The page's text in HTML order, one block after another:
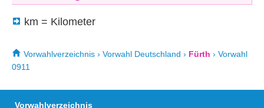
km = Kilometer
Vorwahlverzeichnis › Vorwahl Deutschland › Fürth › Vorwahl
0911
Vorwahlverzeichnis